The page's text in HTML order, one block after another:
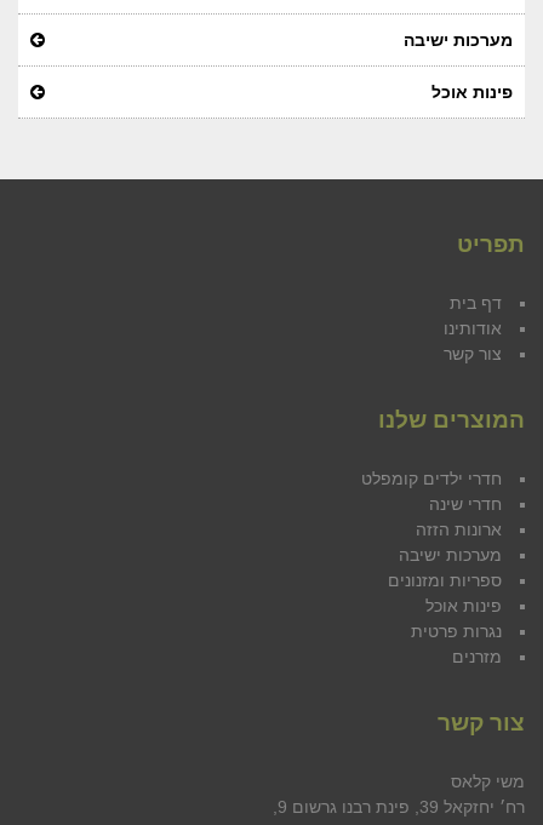
מערכות ישיבה
פינות אוכל
תפריט
דף בית
אודותינו
צור קשר
המוצרים שלנו
חדרי ילדים קומפלט
חדרי שינה
ארונות הזזה
מערכות ישיבה
ספריות ומזנונים
פינות אוכל
נגרות פרטית
מזרנים
צור קשר
משי קלאס
רח׳ יחזקאל 39, פינת רבנו גרשום 9,